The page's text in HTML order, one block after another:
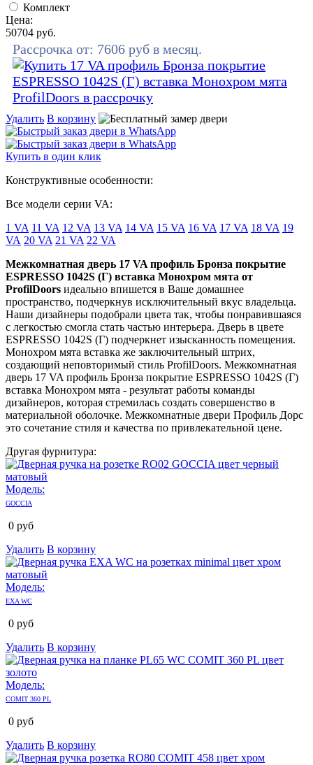
Комплект
Цена:
50704 руб.
Рассрочка от: 7606 руб в месяц.
Удалить В корзину
Купить в один клик
Конструктивные особенности:
Все модели серии VA:
1 VA 11 VA 12 VA 13 VA 14 VA 15 VA 16 VA 17 VA 18 VA 19
VA 20 VA 21 VA 22 VA
Межкомнатная дверь 17 VA профиль Бронза покрытие
ESPRESSO 1042S (Г) вставка Монохром мята от
ProfilDoors идеально впишется в Ваше домашнее
пространство, подчеркнув исключительный вкус владельца.
Наши дизайнеры подобрали цвета так, чтобы понравившаяся
с легкостью смогла стать частью интерьера. Дверь в цвете
ESPRESSO 1042S (Г) подчеркнет изысканность помещения.
Монохром мята вставка же заключительный штрих,
создающий неповторимый стиль ProfilDoors. Межкомнатная
дверь 17 VA профиль Бронза покрытие ESPRESSO 1042S (Г)
вставка Монохром мята - результат работы команды
дизайнеров, которая стремилась создать совершенство в
материальной оболочке. Межкомнатные двери Профиль Дорс
это сочетание стиля и качества по привлекательной цене.
Другая фурнитура:
Модель:
GOCCIA
0 руб
Удалить В корзину
Модель:
EXA WC
0 руб
Удалить В корзину
Модель:
COMIT 360 PL
0 руб
Удалить В корзину